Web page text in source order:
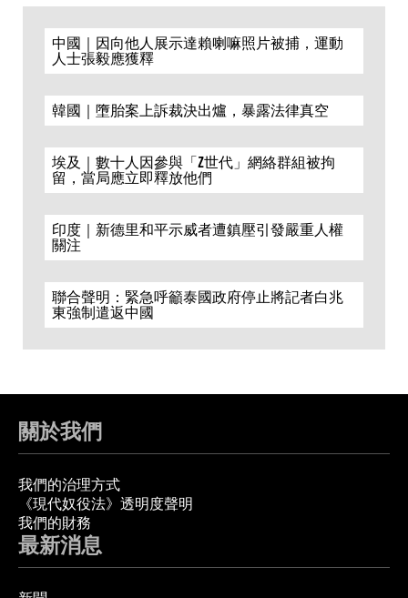
中國｜因向他人展示達賴喇嘛照片被捕，運動
人士張毅應獲釋
韓國｜墮胎案上訴裁決出爐，暴露法律真空
埃及｜數十人因參與「Z世代」網絡群組被拘
留，當局應立即釋放他們
印度｜新德里和平示威者遭鎮壓引發嚴重人權
關注
聯合聲明：緊急呼籲泰國政府停止將記者白兆
東強制遣返中國
關於我們
我們的治理方式
《現代奴役法》透明度聲明
我們的財務
最新消息